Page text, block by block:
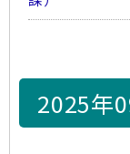
2025年